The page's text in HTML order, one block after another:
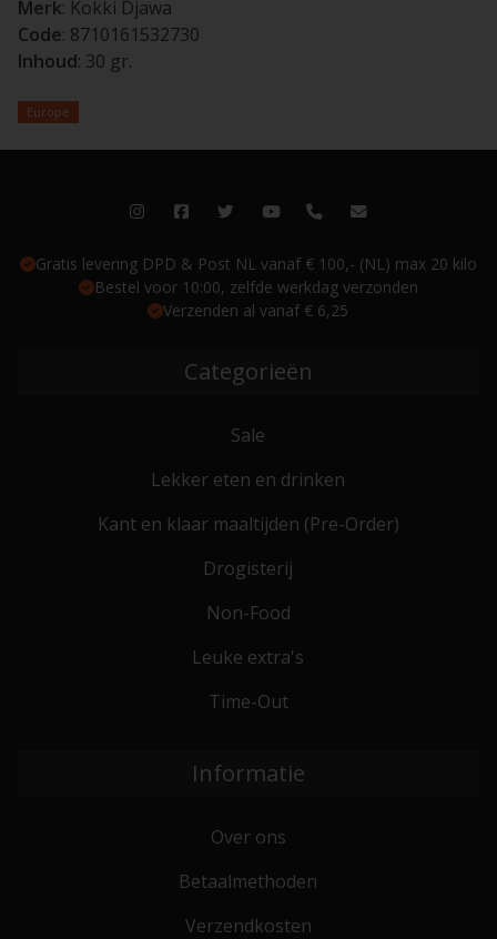
Merk: Kokki Djawa
Code: 8710161532730
Inhoud: 30 gr.
Europe
Gratis levering DPD & Post NL vanaf € 100,- (NL) max 20 kilo
Bestel voor 10:00, zelfde werkdag verzonden
Verzenden al vanaf € 6,25
Categorieën
Sale
Lekker eten en drinken
Kant en klaar maaltijden (Pre-Order)
Drogisterij
Non-Food
Leuke extra's
Time-Out
Informatie
Over ons
Betaalmethoden
Verzendkosten